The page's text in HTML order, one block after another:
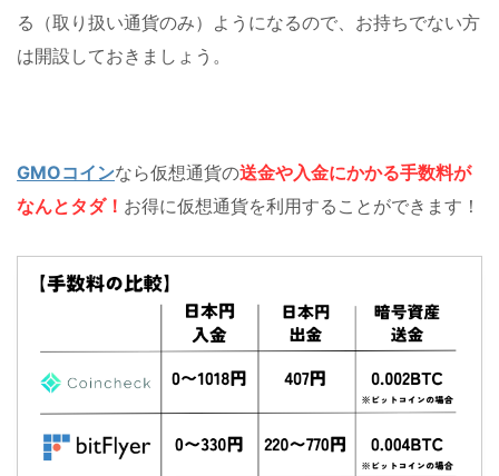
る（取り扱い通貨のみ）ようになるので、お持ちでない方
は開設しておきましょう。
GMOコインなら仮想通貨の送金や入金にかかる手数料が
なんとタダ！ お得に仮想通貨を利用することができます！